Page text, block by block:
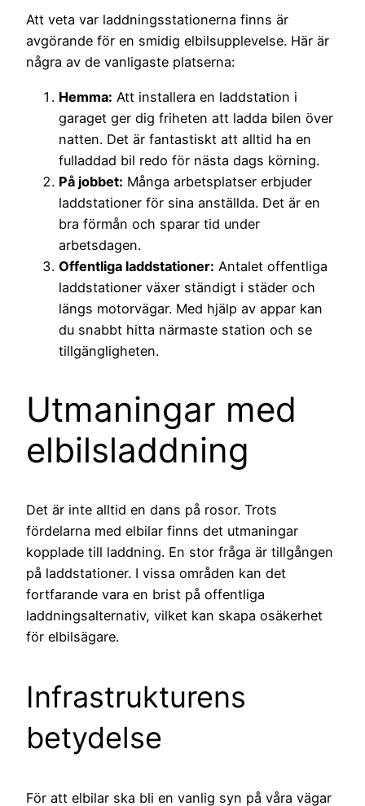
Att veta var laddningsstationerna finns är
avgörande för en smidig elbilsupplevelse. Här är
några av de vanligaste platserna:
Hemma: Att installera en laddstation i
garaget ger dig friheten att ladda bilen över
natten. Det är fantastiskt att alltid ha en
fulladdad bil redo för nästa dags körning.
På jobbet: Många arbetsplatser erbjuder
laddstationer för sina anställda. Det är en
bra förmån och sparar tid under
arbetsdagen.
Offentliga laddstationer: Antalet offentliga
laddstationer växer ständigt i städer och
längs motorvägar. Med hjälp av appar kan
du snabbt hitta närmaste station och se
tillgängligheten.
Utmaningar med
elbilsladdning
Det är inte alltid en dans på rosor. Trots
fördelarna med elbilar finns det utmaningar
kopplade till laddning. En stor fråga är tillgången
på laddstationer. I vissa områden kan det
fortfarande vara en brist på offentliga
laddningsalternativ, vilket kan skapa osäkerhet
för elbilsägare.
Infrastrukturens
betydelse
För att elbilar ska bli en vanlig syn på våra vägar